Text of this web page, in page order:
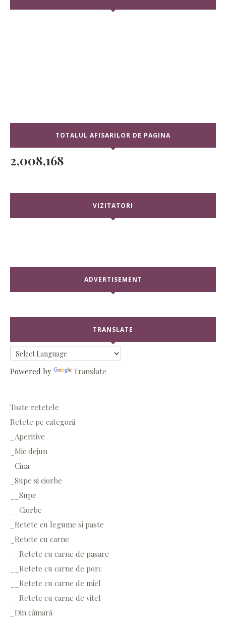
TOTALUL AFISARILOR DE PAGINA
2,008,168
VIZITATORI
ADVERTISEMENT
TRANSLATE
Powered by Translate
Toate retetele
Retete pe categorii
_Aperitive
_Mic dejun
_Cina
_Supe si ciorbe
__Supe
__Ciorbe
_Retete cu legume si paste
_Retete cu carne
__Retete cu carne de pasare
__Retete cu carne de porc
__Retete cu carne de miel
__Retete cu carne de vitel
_Din cămară